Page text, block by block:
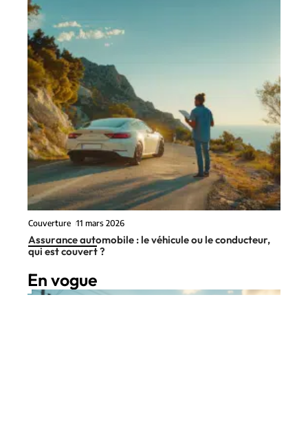
Couverture 11 mars 2026
Assurance automobile : le véhicule ou le conducteur,
qui est couvert ?
En vogue